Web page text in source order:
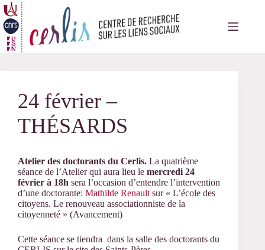
Passer
au
contenu
24 février –
THÉSARDS
Atelier des doctorants du Cerlis. La quatrième
séance de l’Atelier qui aura lieu le mercredi 24
février à 18h sera l’occasion d’entendre l’intervention
d’une doctorante: Mathilde Renault sur « L’école des
citoyens. Le renouveau associationniste de la
citoyenneté » (Avancement)
Cette séance se tiendra dans la salle des doctorants du